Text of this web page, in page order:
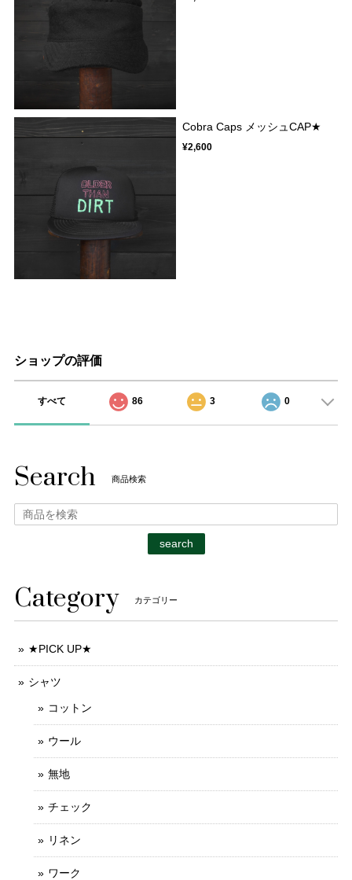
Cobra Caps メッシュCAP★
¥2,600
ショップの評価
すべて 86 3 0
Search 商品検索
search
Category カテゴリー
★PICK UP★
シャツ
コットン
ウール
無地
チェック
リネン
ワーク